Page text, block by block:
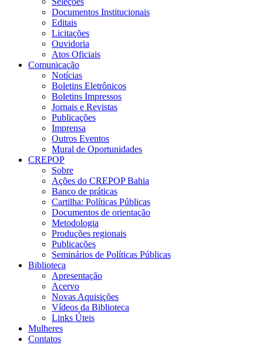
Documentos Institucionais
Editais
Licitações
Ouvidoria
Atos Oficiais
Comunicação
Notícias
Boletins Eletrônicos
Boletins Impressos
Jornais e Revistas
Publicações
Imprensa
Outros Eventos
Mural de Oportunidades
CREPOP
Sobre
Ações do CREPOP Bahia
Banco de práticas
Cartilha: Políticas Públicas
Documentos de orientação
Metodologia
Produções regionais
Publicações
Seminários de Políticas Públicas
Biblioteca
Apresentação
Acervo
Novas Aquisições
Vídeos da Biblioteca
Links Úteis
Mulheres
Contatos